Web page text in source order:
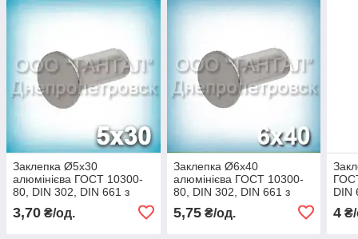
Заклепка Ø5х30
алюмінієва ГОСТ 10300-
80, DIN 302, DIN 661 з
3,70 ₴/од.
Заклепка Ø6х40
алюмінієва ГОСТ 10300-
80, DIN 302, DIN 661 з
5,75₴/од.
DIN
4